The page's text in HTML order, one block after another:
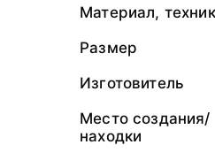
Материал,
Размер
Изготовитель
Место создания/
находки